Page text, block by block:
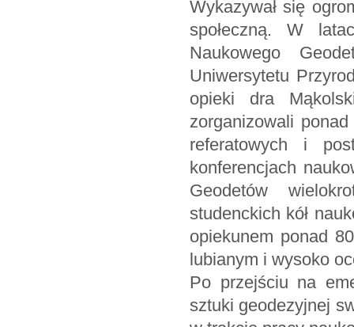
Wykazywał się
społeczną. W
Naukowego
Uniwersytetu
opieki dra
zorganizowali
referatowych i
konferencjach
Geodetów
studenckich kół
opiekunem ponad
lubianym i wysoko
Po przejściu na
sztuki geodezyjnej